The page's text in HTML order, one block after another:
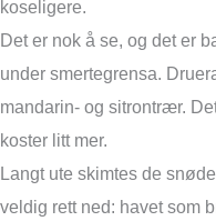
koseligere.
Det er nok å se, og det er
under smertegrensa.
mandarin- og sitrontrær.
koster litt mer.
Langt ute skimtes de
veldig rett ned: havet som